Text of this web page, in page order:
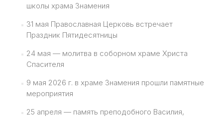
школы храма Знамения
31 мая Православная Церковь встречает
Праздник Пятидесятницы
24 мая — молитва в соборном храме Христа
Спасителя
9 мая 2026 г. в храме Знамения прошли памятные
мероприятия
25 апреля — память преподобного Василия,